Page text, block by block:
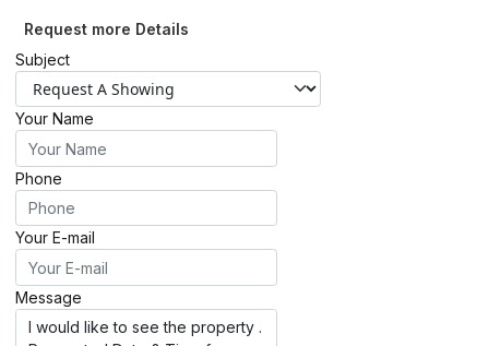
Request more Details
Subject
Your Name
Phone
Your E-mail
Message